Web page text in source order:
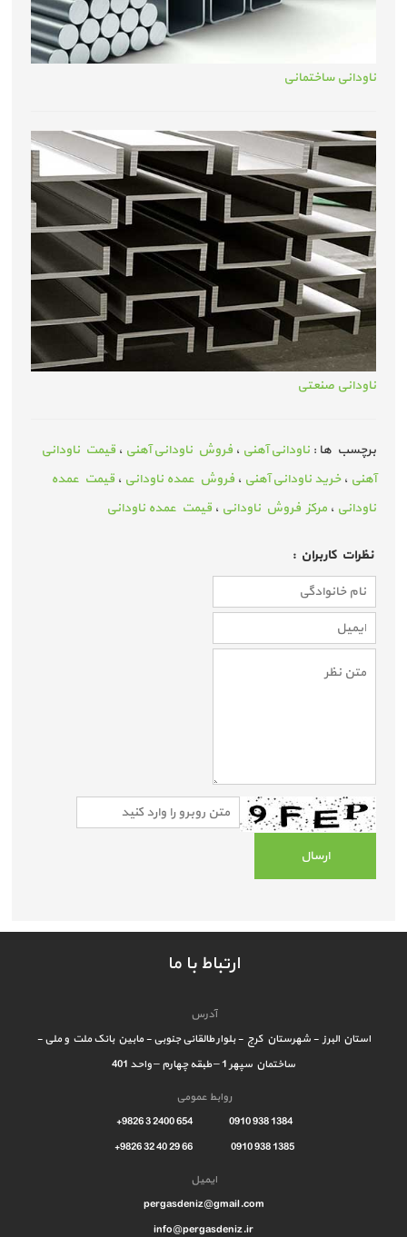
ناودانی ساختمانی
ناودانی صنعتی
برچسب ها :ناودانی آهنی ،فروش ناودانی آهنی ،قیمت ناودانی
آهنی ،خرید ناودانی آهنی ،فروش عمده ناودانی ،قیمت عمده
ناودانی ،مرکز فروش ناودانی ،قیمت عمده ناودانی
نظرات كاربران :
ارتباط با ما
آدرس
استان البرز - شهرستان کرج - بلوار طالقانی جنوبی - مابین بانک ملت و ملی -
ساختمان سپهر 1 – طبقه چهارم – واحد 401
روابط عمومی
1384 938 0910 654 2400 3 9826+
1385 938 0910 66 29 40 32 9826+
ایمیل
pergasdeniz@gmail.com
info@pergasdeniz.ir